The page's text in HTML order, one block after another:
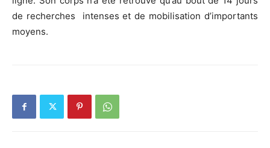
de recherches intenses et de mobilisation d’importants
moyens.